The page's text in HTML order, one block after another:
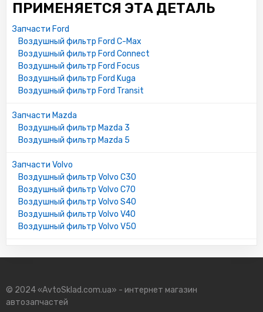
ПРИМЕНЯЕТСЯ ЭТА ДЕТАЛЬ
Запчасти Ford
Воздушный фильтр Ford C-Max
Воздушный фильтр Ford Connect
Воздушный фильтр Ford Focus
Воздушный фильтр Ford Kuga
Воздушный фильтр Ford Transit
Запчасти Mazda
Воздушный фильтр Mazda 3
Воздушный фильтр Mazda 5
Запчасти Volvo
Воздушный фильтр Volvo C30
Воздушный фильтр Volvo C70
Воздушный фильтр Volvo S40
Воздушный фильтр Volvo V40
Воздушный фильтр Volvo V50
© 2024 «AvtoSklad.com.ua» - интернет магазин
автозапчастей